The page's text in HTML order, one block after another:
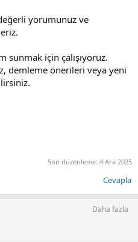
yorumunuz ve
sunmak için çalışıyoruz.
demleme önerileri veya yeni
Son düzenleme: 4 Ara 2025
Cevapla
Daha fazla